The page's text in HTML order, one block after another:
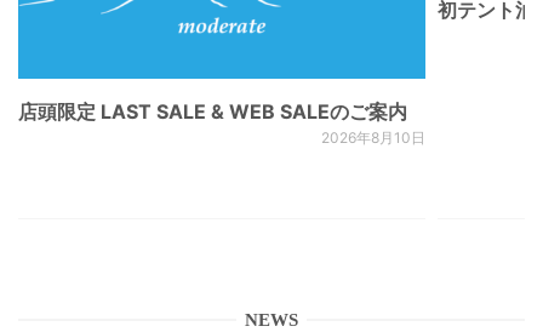
店頭限定 LAST SALE & WEB SALEのご案内
2026年8月10日
初テント
NEWS